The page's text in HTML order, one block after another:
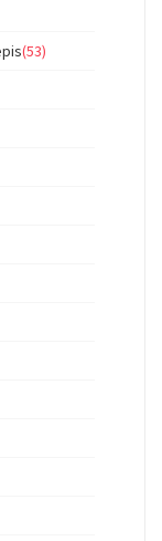
(53)